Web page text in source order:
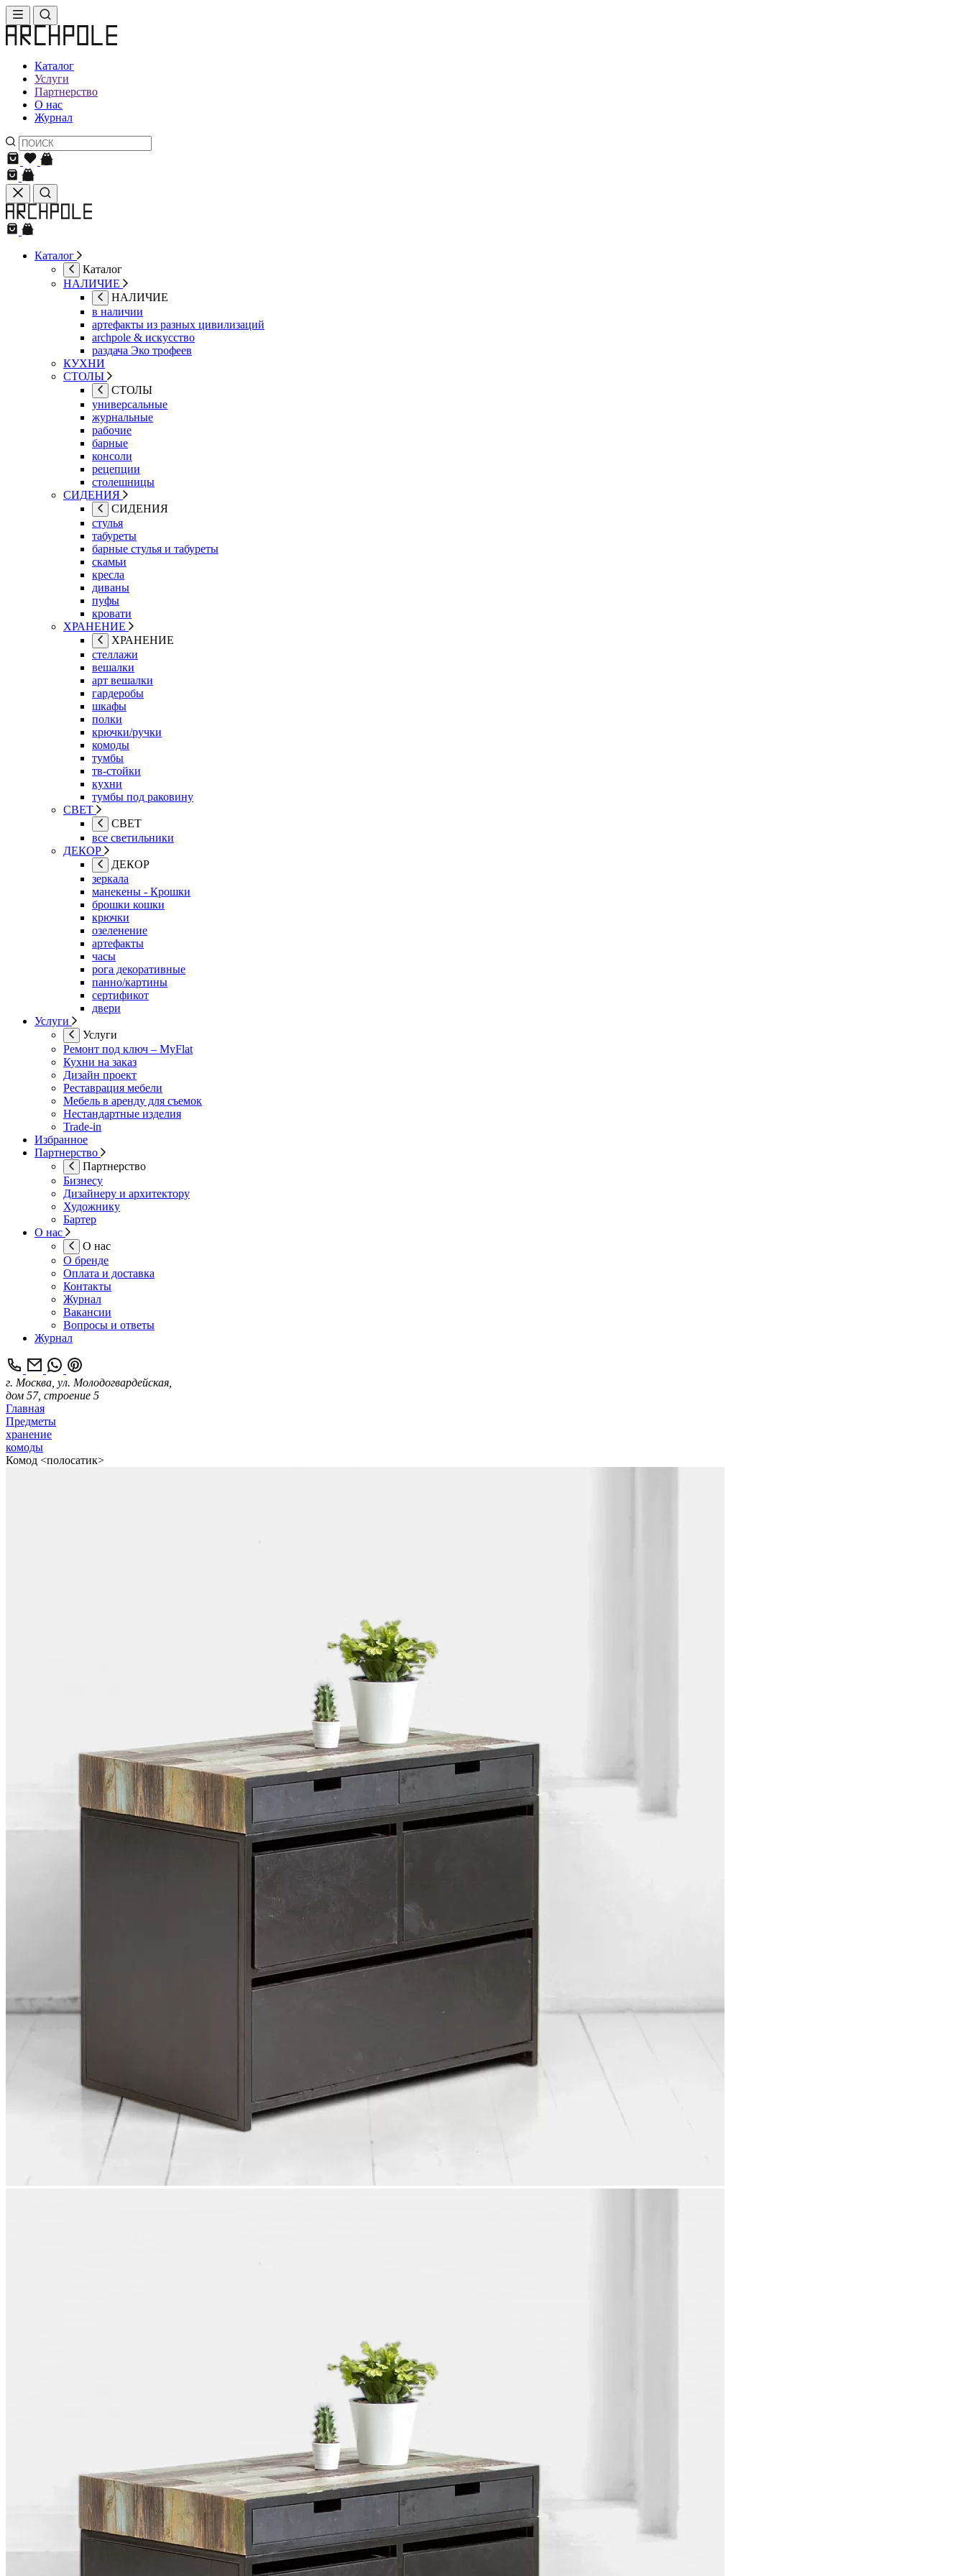
Каталог
Услуги
Партнерство
О нас
Журнал
Каталог
Каталог
НАЛИЧИЕ
НАЛИЧИЕ
в наличии
артефакты из разных цивилизаций
archpole & искусство
раздача Эко трофеев
КУХНИ
СТОЛЫ
СТОЛЫ
универсальные
журнальные
рабочие
барные
консоли
рецепции
столешницы
СИДЕНИЯ
СИДЕНИЯ
стулья
табуреты
барные стулья и табуреты
скамьи
кресла
диваны
пуфы
кровати
ХРАНЕНИЕ
ХРАНЕНИЕ
стеллажи
вешалки
арт вешалки
гардеробы
шкафы
полки
крючки/ручки
комоды
тумбы
тв-стойки
кухни
тумбы под раковину
СВЕТ
СВЕТ
все светильники
ДЕКОР
ДЕКОР
зеркала
манекены - Крошки
брошки кошки
крючки
озеленение
артефакты
часы
рога декоративные
панно/картины
сертификот
двери
Услуги
Услуги
Ремонт под ключ – MyFlat
Кухни на заказ
Дизайн проект
Реставрация мебели
Мебель в аренду для съемок
Нестандартные изделия
Trade-in
Избранное
Партнерство
Партнерство
Бизнесу
Дизайнеру и архитектору
Художнику
Бартер
О нас
О нас
О бренде
Оплата и доставка
Контакты
Журнал
Вакансии
Вопросы и ответы
Журнал
г. Москва, ул. Молодогвардейская,
дом 57, строение 5
Главная
Предметы
хранение
комоды
Комод <полосатик>